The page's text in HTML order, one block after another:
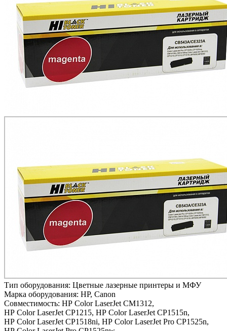
Тип оборудования: Цветные лазерные принтеры и МФУ
Марка оборудования: HP, Canon
Совместимость: HP Color LaserJet CM1312,
HP Color LaserJet CP1215, HP Color LaserJet CP1515n,
HP Color LaserJet CP1518ni, HP Color LaserJet Pro CP1525n,